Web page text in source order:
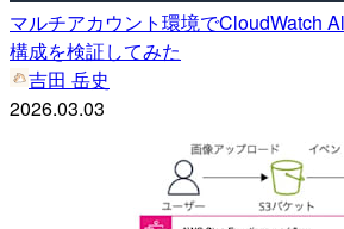
マルチアカウント環境でCloudWatch
構成を検証してみた
吉田 岳史
2026.03.03